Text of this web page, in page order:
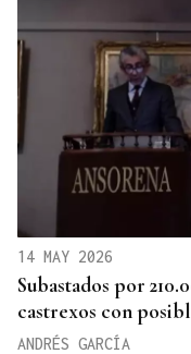
14 MAY 2026
Subastados por
castrexos con
ANDRÉS GARCÍA